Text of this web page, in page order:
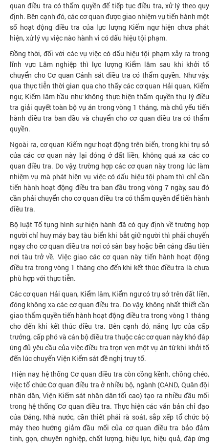
quan điều tra có thẩm quyền để tiếp tục điều tra, xử lý theo quy
định. Bên cạnh đó, các cơ quan được giao nhiệm vụ tiến hành một
số hoạt động điều tra của lực lượng Kiểm ngư hiện chưa phát
hiện, xử lý vụ việc nào hành vi có dấu hiệu tội phạm.
Đồng thời, đối với các vụ việc có dấu hiệu tội phạm xảy ra trong
lĩnh vực Lâm nghiệp thì lực lượng Kiểm lâm sau khi khởi tố
chuyển cho Cơ quan Cảnh sát điều tra có thẩm quyền. Như vậy,
qua thực tiễn thời gian qua cho thấy các cơ quan Hải quan, Kiểm
ngư, Kiểm lâm hầu như không thực hiện thẩm quyền thụ lý điều
tra giải quyết toàn bộ vụ án trong vòng 1 tháng, mà chủ yếu tiến
hành điều tra ban đầu và chuyển cho cơ quan điều tra có thẩm
quyền.
Ngoài ra, cơ quan Kiểm ngư hoạt động trên biển, trong khi trụ sở
của các cơ quan này lại đóng ở đất liền, không quá xa các cơ
quan điều tra. Do vậy, trường hợp các cơ quan này trong lúc làm
nhiệm vụ mà phát hiện vụ việc có dấu hiệu tội phạm thì chỉ cần
tiến hành hoạt động điều tra ban đầu trong vòng 7 ngày, sau đó
cần phải chuyển cho cơ quan điều tra có thẩm quyền để tiến hành
điều tra.
Bộ luật Tố tụng hình sự hiện hành đã có quy định về trường hợp
người chỉ huy máy bay, tàu biển khi bắt giữ người thì phải chuyển
ngay cho cơ quan điều tra nơi có sân bay hoặc bến cảng đầu tiên
nơi tàu trở về. Việc giao các cơ quan này tiến hành hoạt động
điều tra trong vòng 1 tháng cho đến khi kết thúc điều tra là chưa
phù hợp với thực tiễn.
Các cơ quan Hải quan, Kiểm lâm, Kiểm ngư có trụ sở trên đất liền,
đóng không xa các cơ quan điều tra. Do vậy, không nhất thiết cần
giao thẩm quyền tiến hành hoạt động điều tra trong vòng 1 tháng
cho đến khi kết thúc điều tra. Bên cạnh đó, năng lực của cấp
trưởng, cấp phó và cán bộ điều tra thuộc các cơ quan này khó đáp
ứng đủ yêu cầu của việc điều tra trọn vẹn một vụ án từ khi khởi tố
đến lúc chuyển Viện Kiểm sát đề nghị truy tố.
Hiện nay, hệ thống Cơ quan điều tra còn cồng kềnh, chồng chéo,
việc tổ chức Cơ quan điều tra ở nhiều bộ, ngành (CAND, Quân đội
nhân dân, Viện Kiểm sát nhân dân tối cao) tạo ra nhiều đầu mối
trong hệ thống Cơ quan điều tra. Thực hiện các văn bản chỉ đạo
của Đảng, Nhà nước, cần thiết phải rà soát, sắp xếp tổ chức bộ
máy theo hướng giảm đầu mối của cơ quan điều tra bảo đảm
tinh, gọn, chuyên nghiệp, chất lượng, hiệu lực, hiệu quả, đáp ứng